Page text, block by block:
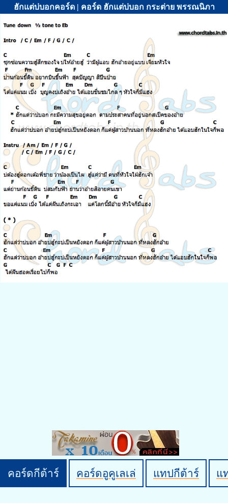
ฮักแต่บ่บอกคอร์ด | คอร์ด ฮักแต่บ่บอก กระต่าย พรรณนิภา
คอร์ดกีต้าร์ คอร์ดอูคูเลเล่ แทปกีต้าร์ แ